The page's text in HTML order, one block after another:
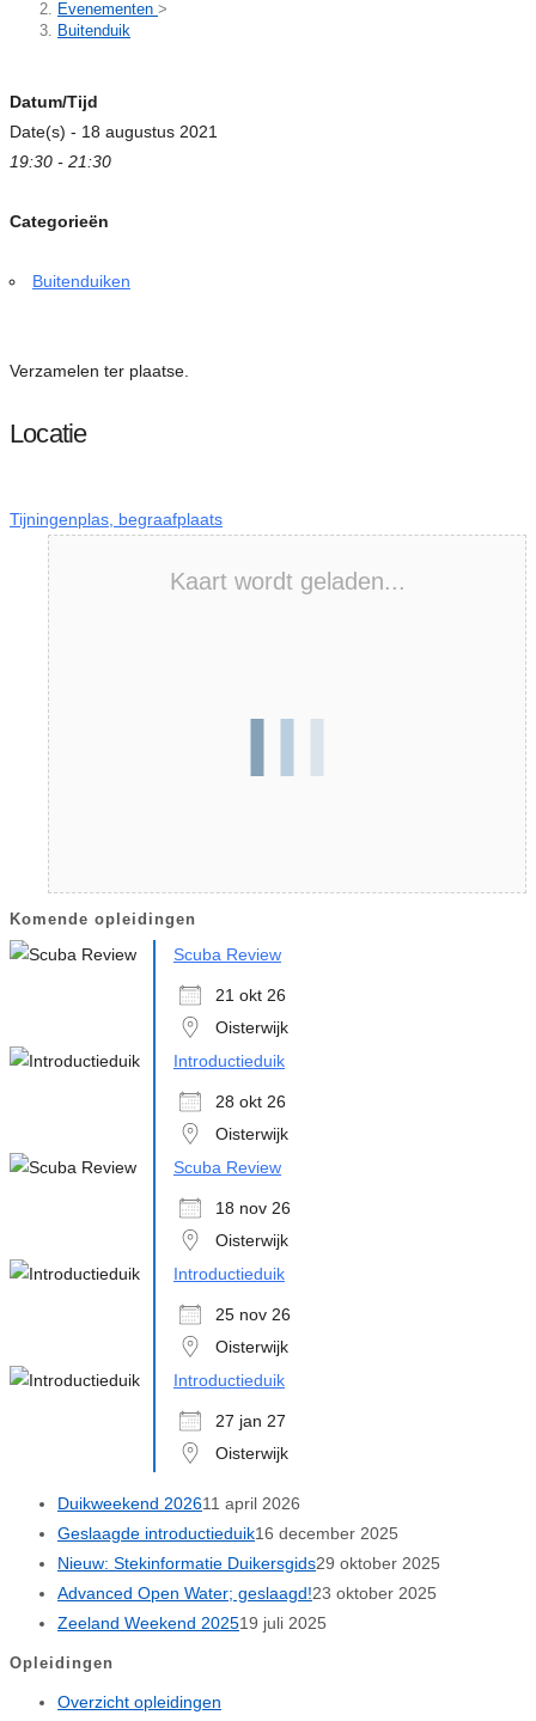
Evenementen >
Buitenduik
Datum/Tijd
Date(s) - 18 augustus 2021
19:30 - 21:30
Categorieën
Buitenduiken
Verzamelen ter plaatse.
Locatie
Tijningenplas, begraafplaats
Kaart wordt geladen...
Komende opleidingen
Scuba Review
21 okt 26
Oisterwijk
Introductieduik
28 okt 26
Oisterwijk
Scuba Review
18 nov 26
Oisterwijk
Introductieduik
25 nov 26
Oisterwijk
Introductieduik
27 jan 27
Oisterwijk
Duikweekend 202611 april 2026
Geslaagde introductieduik16 december 2025
Nieuw: Stekinformatie Duikersgids29 oktober 2025
Advanced Open Water; geslaagd!23 oktober 2025
Zeeland Weekend 202519 juli 2025
Opleidingen
Overzicht opleidingen